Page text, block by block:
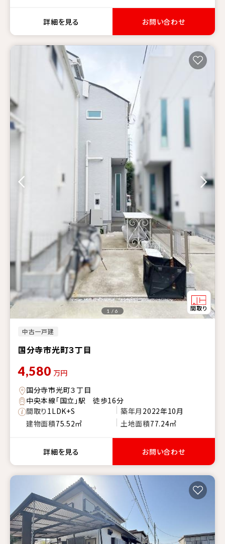
詳細を見る お問い合わせ
中古一戸建
国分寺市光町３丁目
1 / 6
4,580 万円
国分寺市光町３丁目
中央本線「国立」駅 徒歩16分
間取り1LDK+S 築年月 2022年10月
建物面積75.52㎡ 土地面積77.24㎡
詳細を見る お問い合わせ